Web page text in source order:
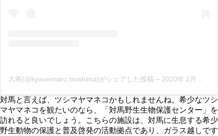
大将(@kyoueimaru.tsushima)がシェアした投稿 – 2020年 2月月2日午後2時35分PST
対馬と言えば、ツシマヤマネコかもしれませんね。希少なツシ
マヤマネコを観たいのなら、「対馬野生生物保護センター」を
訪れると良いでしょう。こちらの施設は、対馬に生息する希少
野生動物の保護と普及啓発の活動拠点であり、ガラス越しです